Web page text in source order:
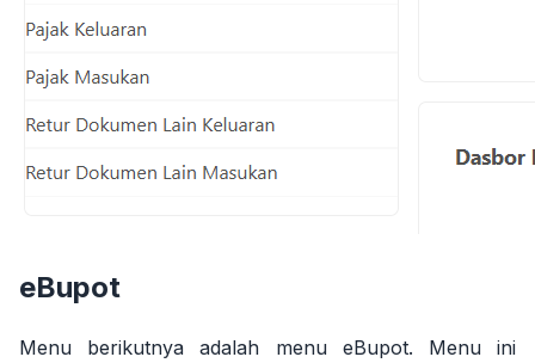
eBupot
Menu berikutnya adalah menu eBupot. Menu ini